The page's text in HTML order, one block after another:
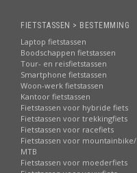
FIETSTASSEN > BESTEMMING
Laptop fietstassen
Boodschappen fietstassen
Tour- en reisfietstassen
Smartphone fietstassen
Woon-werk fietstassen
Kantoor fietstassen
Fietstassen voor hybride fiets
Fietstassen voor trekkingfiets
Fietstassen voor racefiets
Fietstassen voor mountainbike/
MTB
Fietstassen voor moederfiets